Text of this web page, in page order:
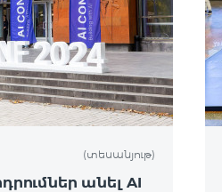
(տեսանյութ)
անել AI